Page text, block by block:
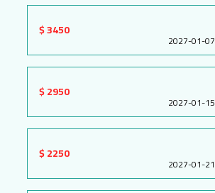
2027-01-07
3450 $
2027-01-15
2950 $
2027-01-21
2250 $